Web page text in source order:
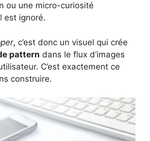
ou une micro-curiosité
est ignoré.
, c’est donc un visuel qui crée
pattern dans le flux d’images
C’est exactement ce
construire.